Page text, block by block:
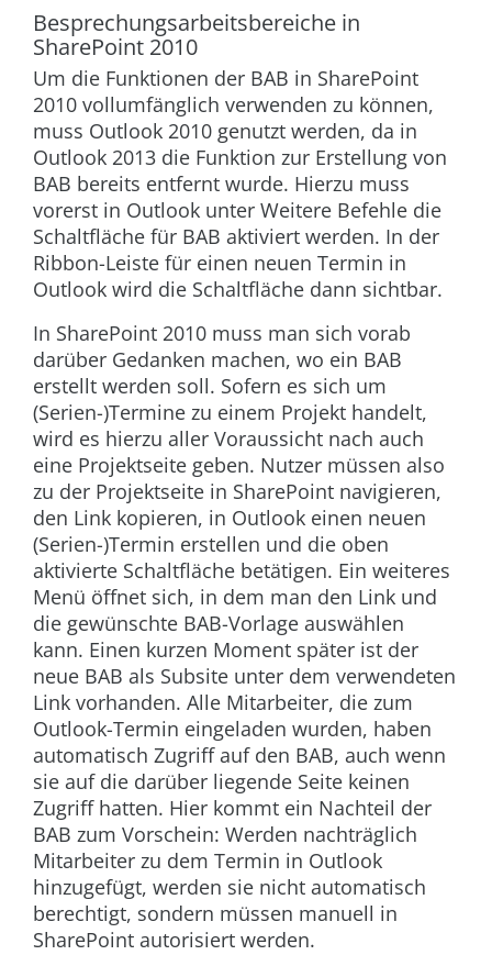
Besprechungsarbeitsbereiche in
SharePoint 2010
Um die Funktionen der BAB in SharePoint
2010 vollumfänglich verwenden zu können,
muss Outlook 2010 genutzt werden, da in
Outlook 2013 die Funktion zur Erstellung von
BAB bereits entfernt wurde. Hierzu muss
vorerst in Outlook unter Weitere Befehle die
Schaltfläche für BAB aktiviert werden. In der
Ribbon-Leiste für einen neuen Termin in
Outlook wird die Schaltfläche dann sichtbar.
In SharePoint 2010 muss man sich vorab
darüber Gedanken machen, wo ein BAB
erstellt werden soll. Sofern es sich um
(Serien-)Termine zu einem Projekt handelt,
wird es hierzu aller Voraussicht nach auch
eine Projektseite geben. Nutzer müssen also
zu der Projektseite in SharePoint navigieren,
den Link kopieren, in Outlook einen neuen
(Serien-)Termin erstellen und die oben
aktivierte Schaltfläche betätigen. Ein weiteres
Menü öffnet sich, in dem man den Link und
die gewünschte BAB-Vorlage auswählen
kann. Einen kurzen Moment später ist der
neue BAB als Subsite unter dem verwendeten
Link vorhanden. Alle Mitarbeiter, die zum
Outlook-Termin eingeladen wurden, haben
automatisch Zugriff auf den BAB, auch wenn
sie auf die darüber liegende Seite keinen
Zugriff hatten. Hier kommt ein Nachteil der
BAB zum Vorschein: Werden nachträglich
Mitarbeiter zu dem Termin in Outlook
hinzugefügt, werden sie nicht automatisch
berechtigt, sondern müssen manuell in
SharePoint autorisiert werden.